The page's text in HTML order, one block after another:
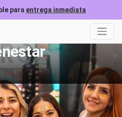
para entrega inmediata